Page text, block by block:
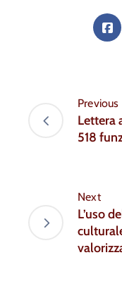
Previous
Lettera
518
Next
L’uso